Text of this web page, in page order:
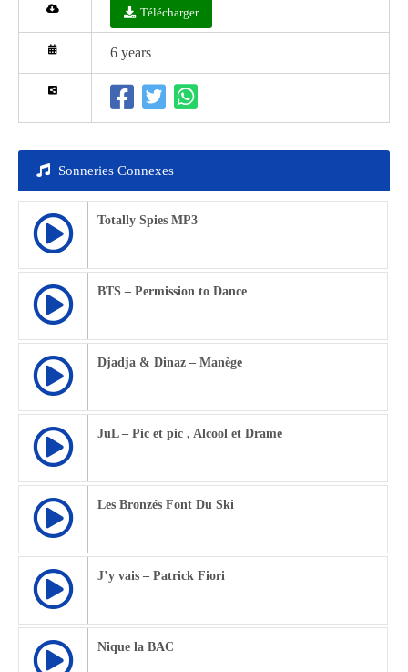
Télécharger
6 years
Sonneries Connexes
Totally Spies MP3
BTS – Permission to Dance
Djadja & Dinaz – Manège
JuL – Pic et pic , Alcool et Drame
Les Bronzés Font Du Ski
J’y vais – Patrick Fiori
Nique la BAC